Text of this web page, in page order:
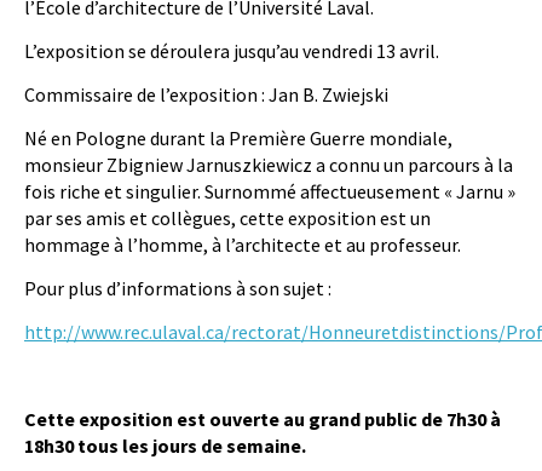
l’École d’architecture de l’Université Laval.
L’exposition se déroulera jusqu’au vendredi 13 avril.
Commissaire de l’exposition : Jan B. Zwiejski
Né en Pologne durant la Première Guerre mondiale,
monsieur Zbigniew Jarnuszkiewicz a connu un parcours à la
fois riche et singulier. Surnommé affectueusement « Jarnu »
par ses amis et collègues, cette exposition est un
hommage à l’homme, à l’architecte et au professeur.
Pour plus d’informations à son sujet :
http://www.rec.ulaval.ca/rectorat/Honneuretdistinctions/
Cette exposition est ouverte au grand public de 7h30 à
18h30 tous les jours de semaine.